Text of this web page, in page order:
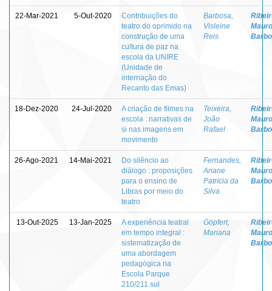
22-Mar-2021 5-Out-2020
Contribuições do
teatro do oprimido na
construção de uma
cultura de paz na
escola da UNIRE
(Unidade de
internação do
Recanto das Emas)
Barbosa,
Visleine
Reis
Mauro
18-Dez-2020 24-Jul-2020
A criação de filmes na
escola : narrativas de
si nas imagens em
movimento
Teixeira,
João
Rafael
Mauro
26-Ago-2021 14-Mai-2021
Do silêncio ao
diálogo : proposições
para o ensino de
Libras por meio do
teatro
Fernandes,
Ariane
Patrícia da
Silva
Mauro
13-Out-2025 13-Jan-2025
A experiência teatral
em tempo integral :
sistematização de
uma abordagem
pedagógica na
Escola Parque
210/211 sul
Göpfert,
Mariana
Mauro